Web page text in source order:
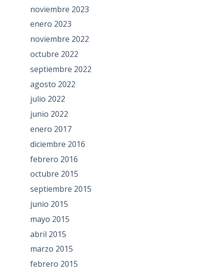
noviembre 2023
enero 2023
noviembre 2022
octubre 2022
septiembre 2022
agosto 2022
julio 2022
junio 2022
enero 2017
diciembre 2016
febrero 2016
octubre 2015
septiembre 2015
junio 2015
mayo 2015
abril 2015
marzo 2015
febrero 2015